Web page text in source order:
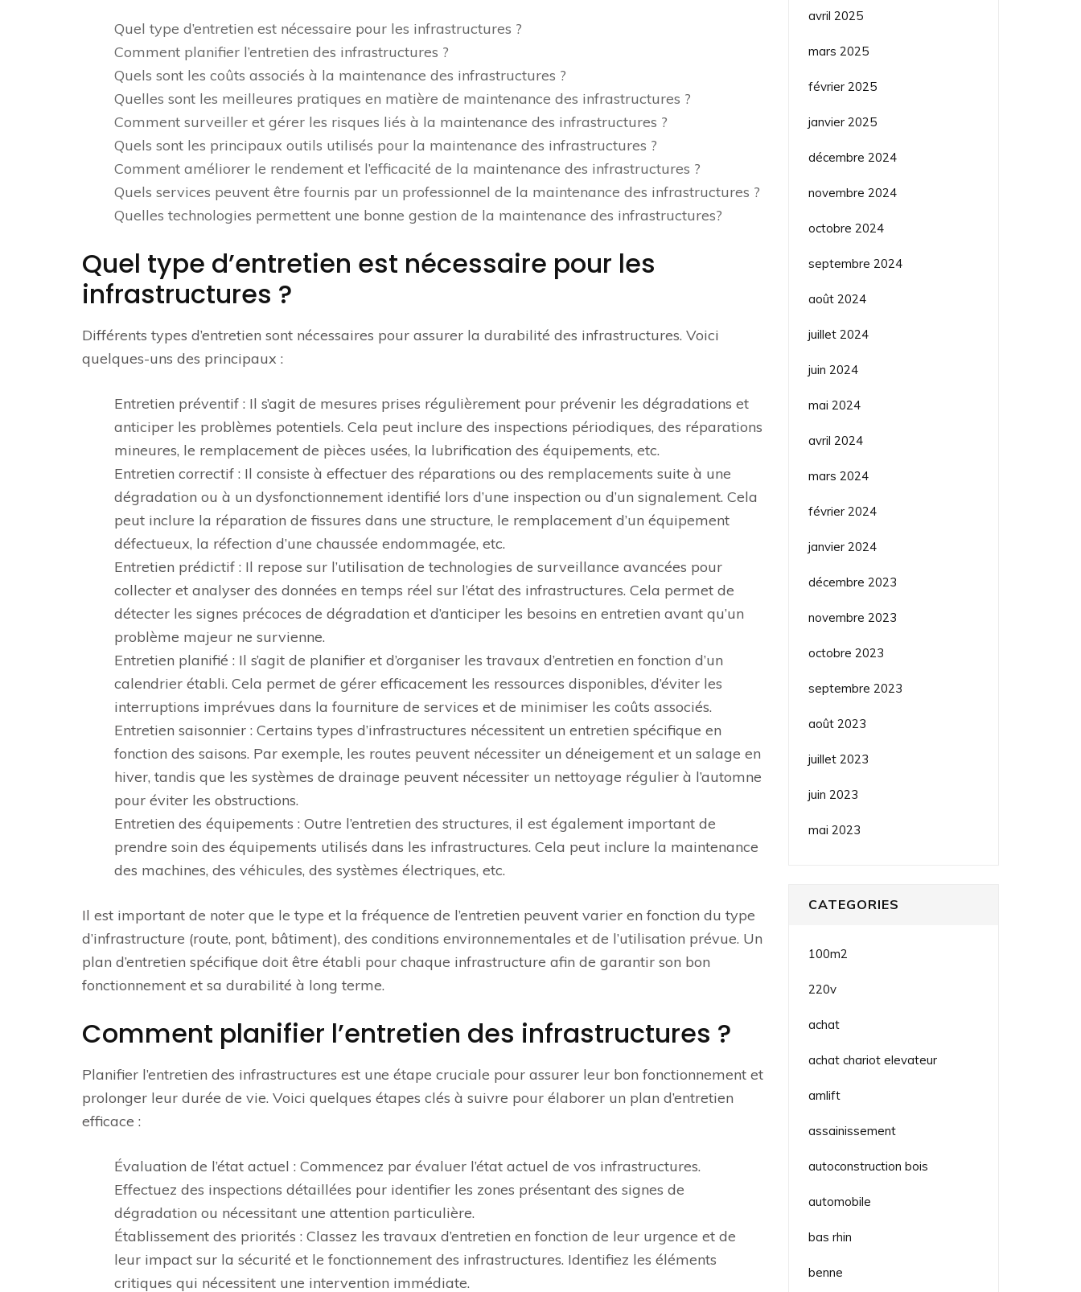
Quel type d’entretien est nécessaire pour les infrastructures ?
Comment planifier l’entretien des infrastructures ?
Quels sont les coûts associés à la maintenance des infrastructures ?
Quelles sont les meilleures pratiques en matière de maintenance des infrastructures ?
Comment surveiller et gérer les risques liés à la maintenance des infrastructures ?
Quels sont les principaux outils utilisés pour la maintenance des infrastructures ?
Comment améliorer le rendement et l’efficacité de la maintenance des infrastructures ?
Quels services peuvent être fournis par un professionnel de la maintenance des infrastructures ?
Quelles technologies permettent une bonne gestion de la maintenance des infrastructures?
Quel type d’entretien est nécessaire pour les
infrastructures ?
Différents types d’entretien sont nécessaires pour assurer la durabilité des infrastructures. Voici
quelques-uns des principaux :
Entretien préventif : Il s’agit de mesures prises régulièrement pour prévenir les dégradations et
anticiper les problèmes potentiels. Cela peut inclure des inspections périodiques, des réparations
mineures, le remplacement de pièces usées, la lubrification des équipements, etc.
Entretien correctif : Il consiste à effectuer des réparations ou des remplacements suite à une
dégradation ou à un dysfonctionnement identifié lors d’une inspection ou d’un signalement. Cela
peut inclure la réparation de fissures dans une structure, le remplacement d’un équipement
défectueux, la réfection d’une chaussée endommagée, etc.
Entretien prédictif : Il repose sur l’utilisation de technologies de surveillance avancées pour
collecter et analyser des données en temps réel sur l’état des infrastructures. Cela permet de
détecter les signes précoces de dégradation et d’anticiper les besoins en entretien avant qu’un
problème majeur ne survienne.
Entretien planifié : Il s’agit de planifier et d’organiser les travaux d’entretien en fonction d’un
calendrier établi. Cela permet de gérer efficacement les ressources disponibles, d’éviter les
interruptions imprévues dans la fourniture de services et de minimiser les coûts associés.
Entretien saisonnier : Certains types d’infrastructures nécessitent un entretien spécifique en
fonction des saisons. Par exemple, les routes peuvent nécessiter un déneigement et un salage en
hiver, tandis que les systèmes de drainage peuvent nécessiter un nettoyage régulier à l’automne
pour éviter les obstructions.
Entretien des équipements : Outre l’entretien des structures, il est également important de
prendre soin des équipements utilisés dans les infrastructures. Cela peut inclure la maintenance
des machines, des véhicules, des systèmes électriques, etc.
Il est important de noter que le type et la fréquence de l’entretien peuvent varier en fonction du type
d’infrastructure (route, pont, bâtiment), des conditions environnementales et de l’utilisation prévue. Un
plan d’entretien spécifique doit être établi pour chaque infrastructure afin de garantir son bon
fonctionnement et sa durabilité à long terme.
Comment planifier l’entretien des infrastructures ?
Planifier l’entretien des infrastructures est une étape cruciale pour assurer leur bon fonctionnement et
prolonger leur durée de vie. Voici quelques étapes clés à suivre pour élaborer un plan d’entretien
efficace :
Évaluation de l’état actuel : Commencez par évaluer l’état actuel de vos infrastructures.
Effectuez des inspections détaillées pour identifier les zones présentant des signes de
dégradation ou nécessitant une attention particulière.
Établissement des priorités : Classez les travaux d’entretien en fonction de leur urgence et de
leur impact sur la sécurité et le fonctionnement des infrastructures. Identifiez les éléments
critiques qui nécessitent une intervention immédiate.
avril 2025
mars 2025
février 2025
janvier 2025
décembre 2024
novembre 2024
octobre 2024
septembre 2024
août 2024
juillet 2024
juin 2024
mai 2024
avril 2024
mars 2024
février 2024
janvier 2024
décembre 2023
novembre 2023
octobre 2023
septembre 2023
août 2023
juillet 2023
juin 2023
mai 2023
CATEGORIES
100m2
220v
achat
achat chariot elevateur
amlift
assainissement
autoconstruction bois
automobile
bas rhin
benne